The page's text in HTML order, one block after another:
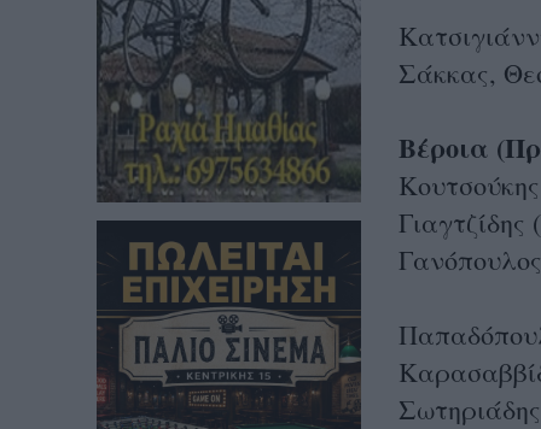
Σάκκας,
Βέροια